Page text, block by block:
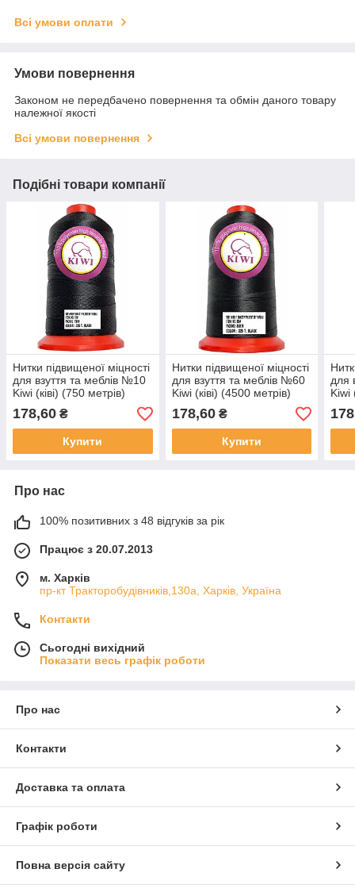
Всі умови оплати
Умови повернення
Законом не передбачено повернення та обмін даного товару
належної якості
Всі умови повернення
Подібні товари компанії
Нитки підвищеної міцності
для взуття та меблів №10
Kiwi (ківі) (750 метрів)
178,60 ₴
Купити
Нитки підвищеної міцності
для взуття та меблів №60
Kiwi (ківі) (4500 метрів)
178,60₴
Купити
для
Kiwi
Про нас
100% позитивних з 48 відгуків за рік
Працює з 20.07.2013
м. Харків
пр-кт Тракторобудівників,130а, Харків, Україна
Контакти
Сьогодні вихідний
Показати весь графік роботи
Про нас
Контакти
Доставка та оплата
Графік роботи
Повна версія сайту